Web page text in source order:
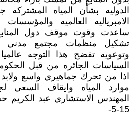
الدوليه بشأن المياه
الامبرياليه العالميه والمؤسسات
ساعدت وقوت موقف دول
تشكيل منظمات مجتمع مدني
وتوعويه تفضح هذا التوجه
السياسات الجائره من قبل
اذا من تحرك جماهيري واسع
موارد المياه وايقاف السعي
المهندس الاستشاري عبد
15-5-